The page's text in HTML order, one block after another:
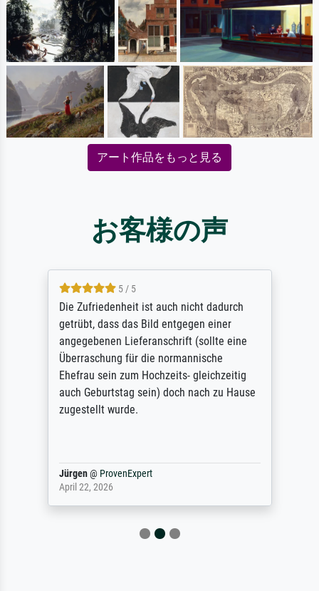
アート作品をもっと見る
お客様の声
5 / 5
Die Zufriedenheit ist auch nicht dadurch
getrübt, dass das Bild entgegen einer
angegebenen Lieferanschrift (sollte eine
Überraschung für die normannische
Ehefrau sein zum Hochzeits- gleichzeitig
auch Geburtstag sein) doch nach zu Hause
zugestellt wurde.
Jürgen@ ProvenExpert
April 22, 2026